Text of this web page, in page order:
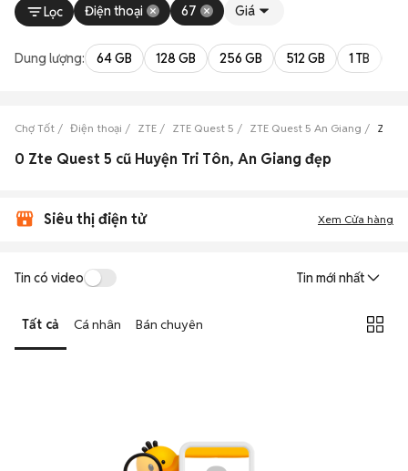
Lọc Điện thoại 67 Giá
Dung lượng: 64 GB 128 GB 256 GB 512 GB 1 TB
Chợ Tốt Điện thoại ZTE ZTE Quest 5 ZTE Quest 5 An Giang ZTE
0 Zte Quest 5 cũ Huyện Tri Tôn, An Giang đẹp
Siêu thị điện tử Xem Cửa hàng
Tin có video Tin mới nhất
Tất cả Cá nhân Bán chuyên